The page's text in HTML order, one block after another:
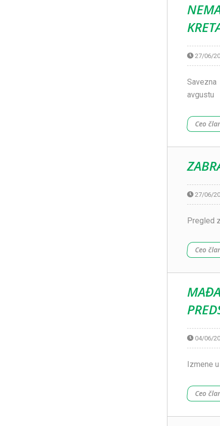
27/06/
avgustu
Ceo
27/06/
Pregled
Ceo
04/06/
Izmene
Ceo